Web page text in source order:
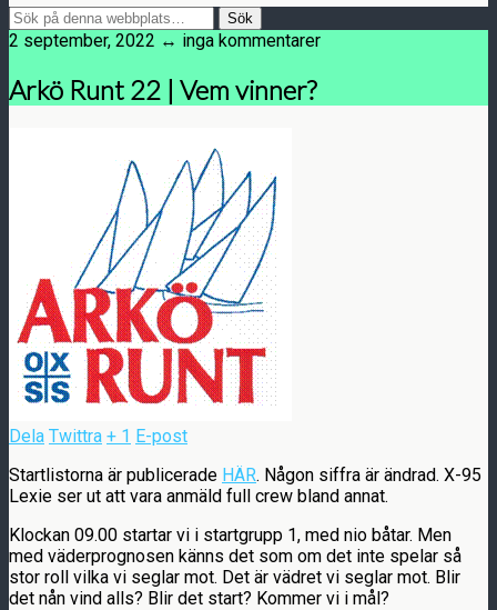
2 september, 2022 ↔ inga kommentarer
Arkö Runt 22 | Vem vinner?
Dela Twittra + 1 E-post
Startlistorna är publicerade HÄR. Någon siffra är ändrad. X-95
Lexie ser ut att vara anmäld full crew bland annat.
Klockan 09.00 startar vi i startgrupp 1, med nio båtar. Men
med väderprognosen känns det som om det inte spelar så
stor roll vilka vi seglar mot. Det är vädret vi seglar mot. Blir
det nån vind alls? Blir det start? Kommer vi i mål?